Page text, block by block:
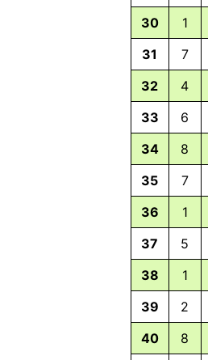
30
1
31
7
32
4
33
6
34
8
35
7
36
1
37
5
38
1
39
2
40
8